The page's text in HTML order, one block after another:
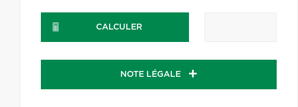
CALCULER
NOTE LÉGALE